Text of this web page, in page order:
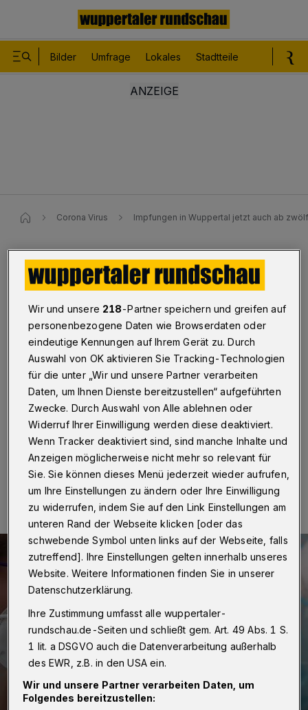
Bilder Umfrage Lokales Stadtteile
Corona Virus Impfungen in Wuppertal jetzt auch ab
Corona-Pandemie
Impfungen in Wuppertal jetzt
auch ab zwölf Jahren
Wuppertal· Das Wuppertaler Impfzentrum auf dem
Campus Freudenberg macht für die kommende Woche
auch Kindern zwischen 12 und 15 Jahren ein Angebot.
Zunächst sind Aktionen für Mittwoch, Freitag und
Samstag (4., 6. Und 7. August 2021) geplant – jeweils
von 14 bis 20 Uhr.
30.07.2021 , 08:31 Uhr Eine Minute Lesezeit
Wir und unsere 218-Partner speichern und greifen auf
personenbezogene Daten wie Browserdaten oder
eindeutige Kennungen auf Ihrem Gerät zu. Durch
Auswahl von OK aktivieren Sie Tracking-Technologien
für die unter „Wir und unsere Partner verarbeiten
Daten, um Ihnen Dienste bereitzustellen“ aufgeführten
Zwecke. Durch Auswahl von Alle ablehnen oder
Widerruf Ihrer Einwilligung werden diese deaktiviert.
Wenn Tracker deaktiviert sind, sind manche Inhalte und
Anzeigen möglicherweise nicht mehr so relevant für
Sie. Sie können dieses Menü jederzeit wieder aufrufen,
um Ihre Einstellungen zu ändern oder Ihre Einwilligung
zu widerrufen, indem Sie auf den Link Einstellungen am
unteren Rand der Webseite klicken [oder das
schwebende Symbol unten links auf der Webseite, falls
zutreffend]. Ihre Einstellungen gelten innerhalb unseres
Website. Weitere Informationen finden Sie in unserer
Datenschutzerklärung.
Ihre Zustimmung umfasst alle wuppertaler-
rundschau.de-Seiten und schließt gem. Art. 49 Abs. 1 S.
1 lit. a DSGVO auch die Datenverarbeitung außerhalb
des EWR, z.B. in den USA ein.
Wir und unsere Partner verarbeiten Daten, um
Folgendes bereitzustellen: